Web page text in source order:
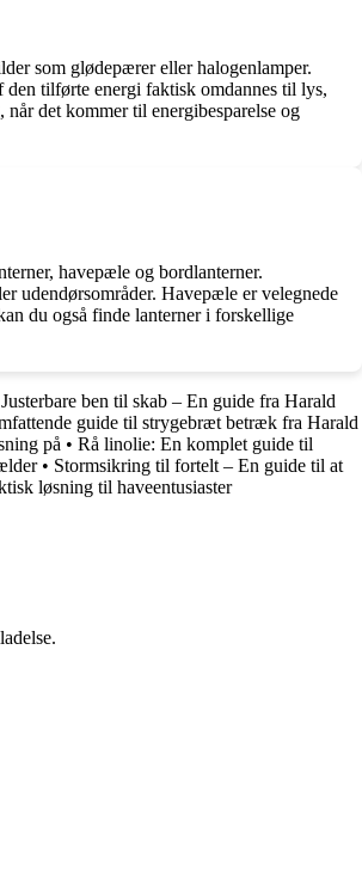
som glødepærer eller halogenlamper.
tilførte energi faktisk omdannes til lys,
det kommer til energibesparelse og
havepæle og bordlanterner.
udendørsområder. Havepæle er velegnede
du også finde lanterner i forskellige
Justerbare ben til skab – En guide fra Harald
guide til strygebræt betræk fra Harald
på • Rå linolie: En komplet guide til
• Stormsikring til fortelt – En guide til at
løsning til haveentusiaster